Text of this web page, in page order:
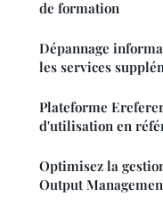
de formation
Dépannage
les services
Plateforme
d'utilisation en
Optimisez la
Output